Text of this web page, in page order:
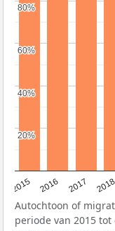
2015 2016 2017 2018
20%
20%
40%
40%
60%
60%
80%
80%
Autochtoon of
periode van 2015